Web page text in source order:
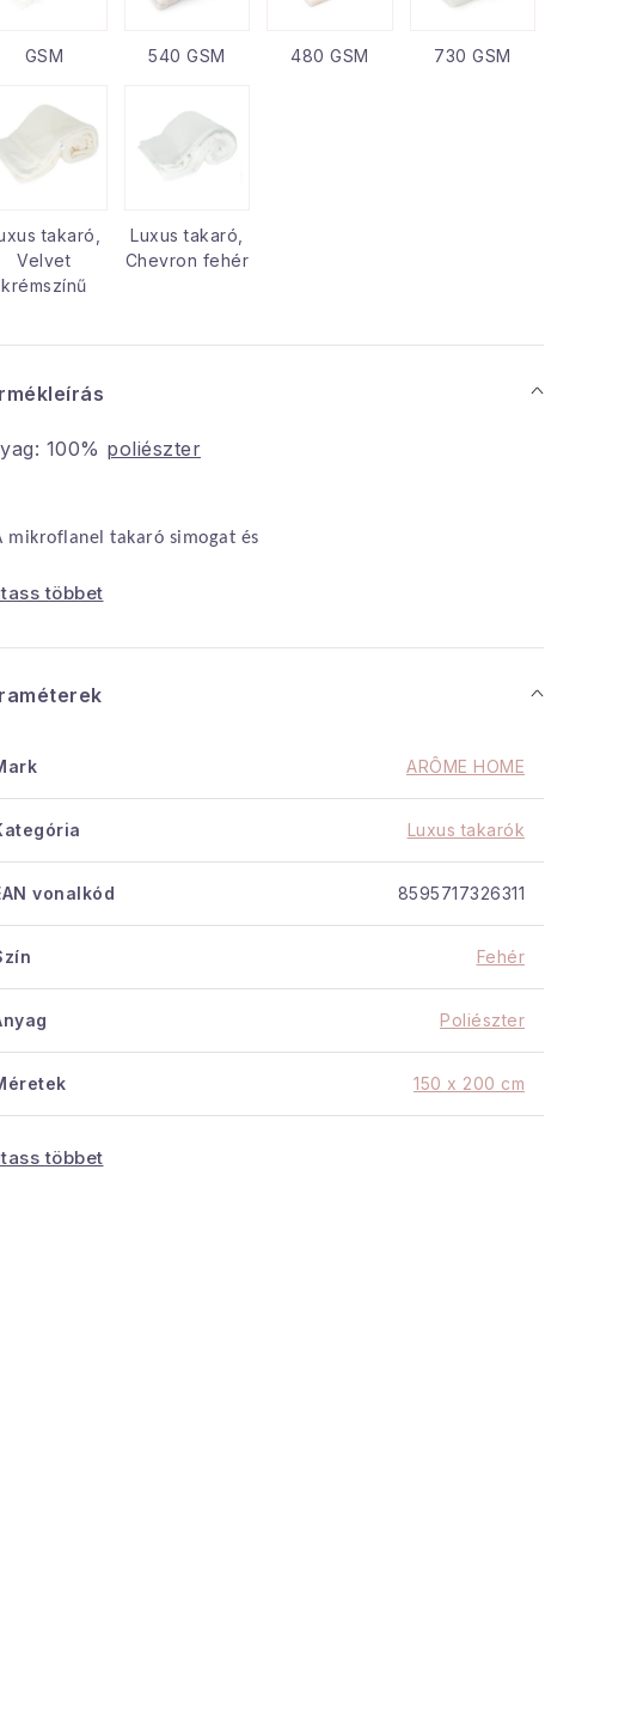
GSM 540 GSM 480 GSM 730 GSM
takaró,
Velvet
krémszínű
Luxus takaró,
Chevron fehér
100% poliészter
mikroflanel takaró simogat és
180 g/m²
többet
ARÔME HOME
Luxus takarók
vonalkód 8595717326311
Fehér
Poliészter
150 x 200 cm
többet